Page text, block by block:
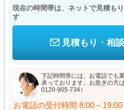
現在の時間帯は、ネットで見積も
す
見積もり・相
下記時間帯には、お電話でも
承っております。お急ぎの方
0120-905-734）
お電話の受付時間 8:00～19:00